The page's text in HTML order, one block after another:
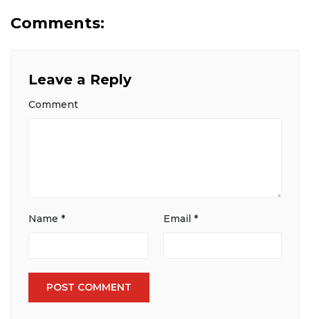
Comments:
Leave a Reply
Comment
Name * Email *